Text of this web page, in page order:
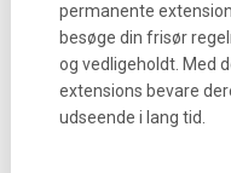
permanente
besøge din frisør
og vedligeholdt. Med
extensions bevare
udseende i lang tid.